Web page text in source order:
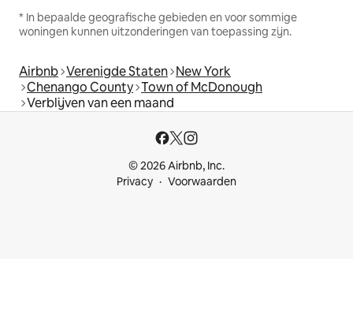
* In bepaalde geografische gebieden en voor sommige
woningen kunnen uitzonderingen van toepassing zijn.
Airbnb Verenigde Staten New York
Chenango County Town of McDonough
Verblijven van een maand
© 2026 Airbnb, Inc.
Privacy
Voorwaarden